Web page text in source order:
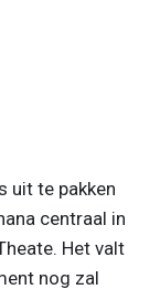
uit te pakken
centraal in
Het valt
nog zal